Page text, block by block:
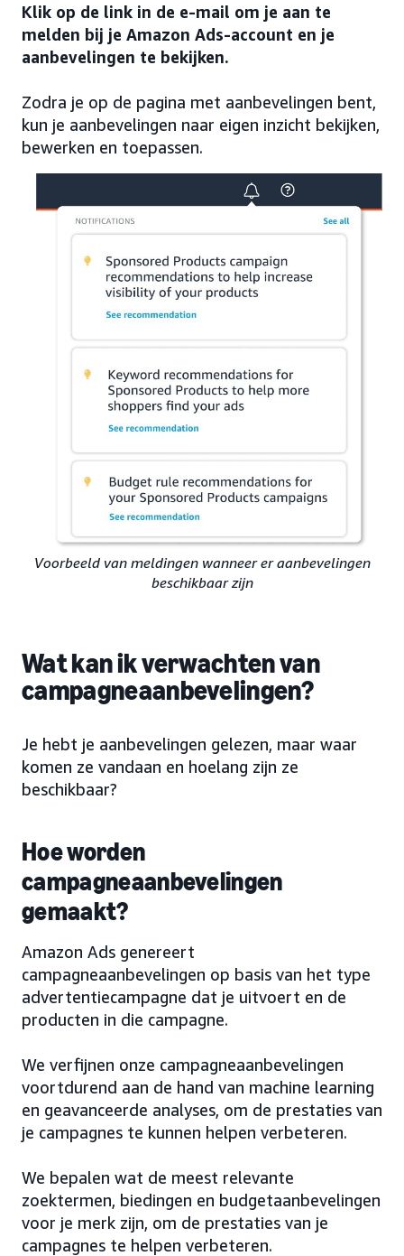
Klik op de link in de e-mail om je aan te
melden bij je Amazon Ads-account en je
aanbevelingen te bekijken.
Zodra je op de pagina met aanbevelingen bent,
kun je aanbevelingen naar eigen inzicht bekijken,
bewerken en toepassen.
Voorbeeld van meldingen wanneer er aanbevelingen
beschikbaar zijn
Wat kan ik verwachten van
campagneaanbevelingen?
Je hebt je aanbevelingen gelezen, maar waar
komen ze vandaan en hoelang zijn ze
beschikbaar?
Hoe worden
campagneaanbevelingen
gemaakt?
Amazon Ads genereert
campagneaanbevelingen op basis van het type
advertentiecampagne dat je uitvoert en de
producten in die campagne.
We verfijnen onze campagneaanbevelingen
voortdurend aan de hand van machine learning
en geavanceerde analyses, om de prestaties van
je campagnes te kunnen helpen verbeteren.
We bepalen wat de meest relevante
zoektermen, biedingen en budgetaanbevelingen
voor je merk zijn, om de prestaties van je
campagnes te helpen verbeteren.